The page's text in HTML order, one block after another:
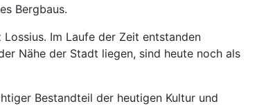
Bergbaus.
Im Laufe der Zeit entstanden
Nähe der Stadt liegen, sind heute noch als
Bestandteil der heutigen Kultur und